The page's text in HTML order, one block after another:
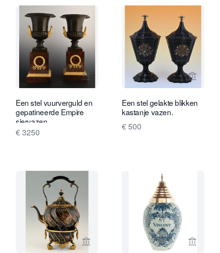
Bekijk verkoperspagina van Limburg
Een stel vuurverguld en
gepatineerde Empire
siervazen
€ 3250
Bekijk
Een stel gelakte blikken
kastanje vazen.
€ 500
Bekijk verkoperspagina van Limburg
Bekijk